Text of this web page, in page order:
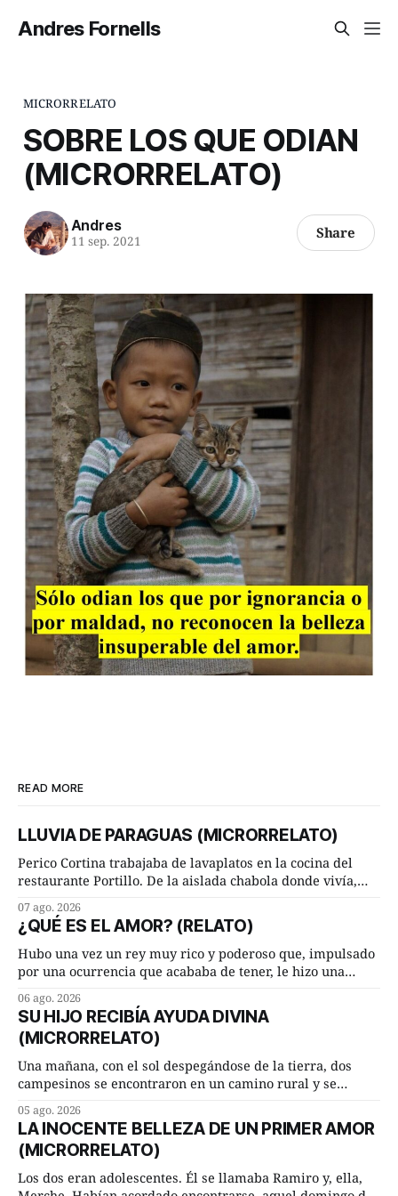
Andres Fornells
MICRORRELATO
SOBRE LOS QUE ODIAN
(MICRORRELATO)
Andres
11 sep. 2021 Share
READ MORE
LLUVIA DE PARAGUAS (MICRORRELATO)
Perico Cortina trabajaba de lavaplatos en la cocina del
restaurante Portillo. De la aislada chabola donde vivía,
cuarto de hora andando a buen paso. Cierta noche,
terminada su jornada laboral caminaba él hacía su mísera
morada cundo comenzó a llover
07 ago. 2026
¿QUÉ ES EL AMOR? (RELATO)
Hubo una vez un rey muy rico y poderoso que, impulsado
por una ocurrencia que acababa de tener, le hizo una
Dime, hombre sabio, ¿qué es el amor según tú? Su
consejero, que era muy prudente y astuto le respondió de
inmediato:
06 ago. 2026
SU HIJO RECIBÍA AYUDA DIVINA
(MICRORRELATO)
Una mañana, con el sol despegándose de la tierra, dos
campesinos se encontraron en un camino rural y se
remolachas, Manuel? —quiso saber uno. —Eso acabo de
hacer, Paco. ¿Cómo va ese maíz tuyo? --se interesó el otro.
—De momento mejor
05 ago. 2026
LA INOCENTE BELLEZA DE UN PRIMER AMOR
(MICRORRELATO)
Los dos eran adolescentes. Él se llamaba Ramiro y, ella,